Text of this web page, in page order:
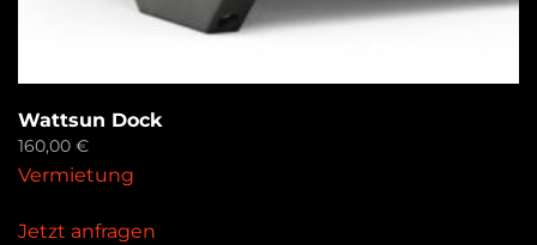
Wattsun Dock
160,00 €
Vermietung
Jetzt anfragen